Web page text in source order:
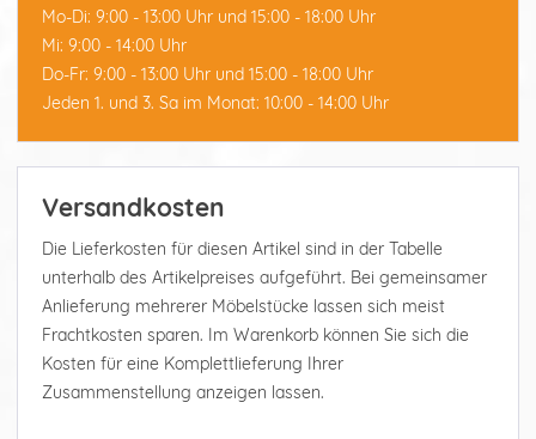
Mo-Di: 9:00 - 13:00 Uhr und 15:00 - 18:00 Uhr
Mi: 9:00 - 14:00 Uhr
Do-Fr: 9:00 - 13:00 Uhr und 15:00 - 18:00 Uhr
Jeden 1. und 3. Sa im Monat: 10:00 - 14:00 Uhr
Versandkosten
Die Lieferkosten für diesen Artikel sind in der Tabelle
unterhalb des Artikelpreises aufgeführt. Bei gemeinsamer
Anlieferung mehrerer Möbelstücke lassen sich meist
Frachtkosten sparen. Im Warenkorb können Sie sich die
Kosten für eine Komplettlieferung Ihrer
Zusammenstellung anzeigen lassen.